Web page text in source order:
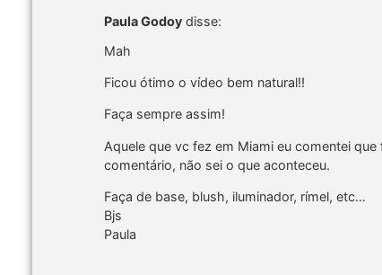
Paula Godoy disse:
Mah
Ficou ótimo o vídeo bem natural!!
Faça sempre assim!
Aquele que vc fez em Miami eu comentei
comentário, não sei o que aconteceu.
Faça de base, blush, iluminador, rímel, etc…
Bjs
Paula